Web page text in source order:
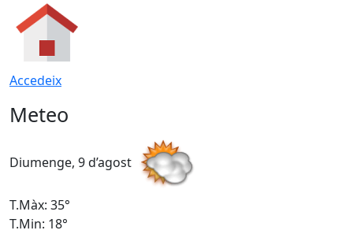
Accedeix
Meteo
Diumenge, 9 d’agost
T.Màx: 35°
T.Min: 18°